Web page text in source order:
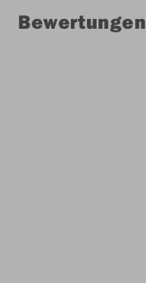
Bewertungen